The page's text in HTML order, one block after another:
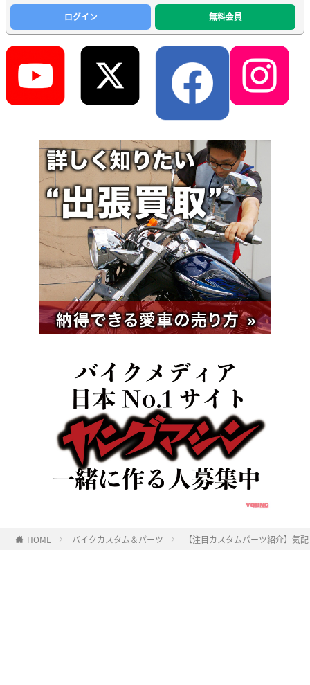
ログイン
無料会員
HOME バイクカスタム＆パーツ 【注目カスタムパーツ紹介】